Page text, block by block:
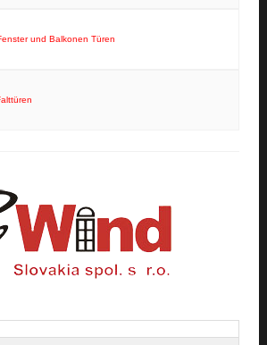
und Balkonen Türen